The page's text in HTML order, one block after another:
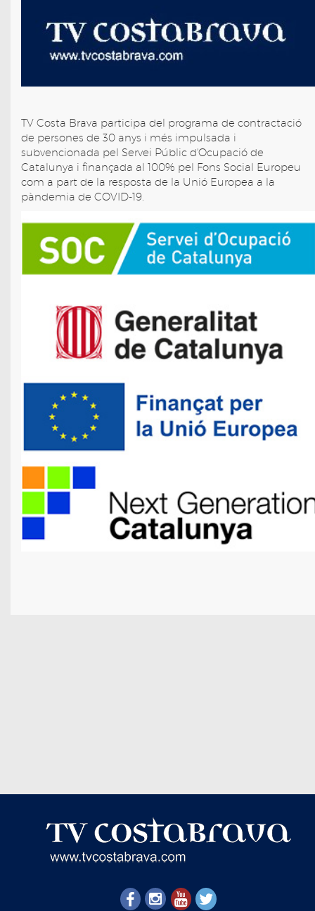
TV Costa Brava participa del programa de contractació
de persones de 30 anys i més impulsada i
subvencionada pel Servei Públic d'Ocupació de
Catalunya i finançada al 100% pel Fons Social Europeu
com a part de la resposta de la Unió Europea a la
pàndemia de COVID-19.